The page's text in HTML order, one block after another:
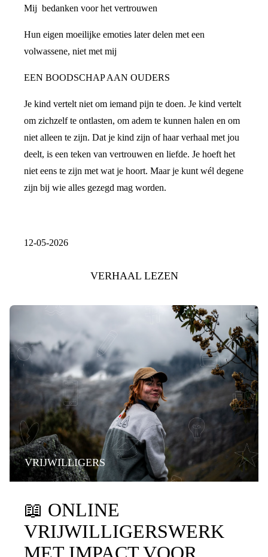
Mij bedanken voor het vertrouwen
Hun eigen moeilijke emoties later delen met een
volwassene, niet met mij
EEN BOODSCHAP AAN OUDERS
Je kind vertelt niet om iemand pijn te doen. Je kind vertelt
om zichzelf te ontlasten, om adem te kunnen halen en om
niet alleen te zijn. Dat je kind zijn of haar verhaal met jou
deelt, is een teken van vertrouwen en liefde. Je hoeft het
niet eens te zijn met wat je hoort. Maar je kunt wél degene
zijn bij wie alles gezegd mag worden.
12-05-2026
VERHAAL LEZEN
VRIJWILLIGERS
📖 ONLINE
VRIJWILLIGERSWERK